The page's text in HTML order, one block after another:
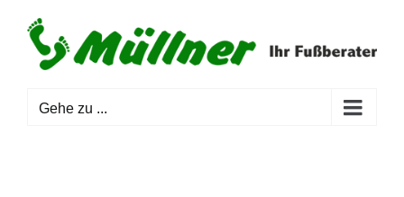
Inhalt
springen
Gehe zu ...